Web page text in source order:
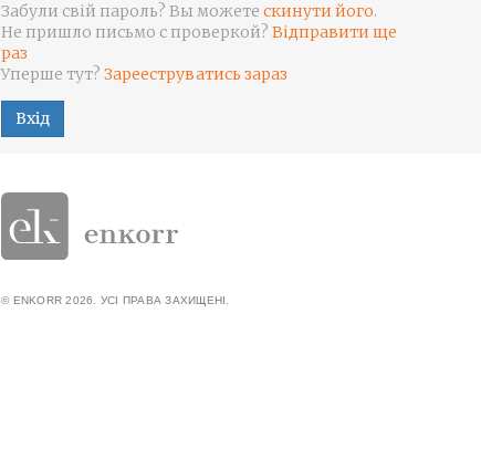
Забули свій пароль? Вы можете скинути його.
Не пришло письмо с проверкой? Відправити ще
раз
Уперше тут? Зарееструватись зараз
Вхід
© ENKORR 2026. УСІ ПРАВА ЗАХИЩЕНІ.